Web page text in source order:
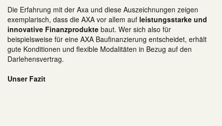
Die Erfahrung mit der Axa und diese Auszeichnungen zeigen
exemplarisch, dass die AXA vor allem auf leistungsstarke und
innovative Finanzprodukte baut. Wer sich also für
beispielsweise für eine AXA Baufinanzierung entscheidet, erhält
gute Konditionen und flexible Modalitäten in Bezug auf den
Darlehensvertrag.
Unser Fazit